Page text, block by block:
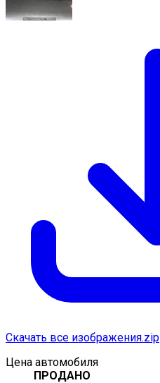
Скачать все изображения.zip
Цена автомобиля
ПРОДАНО